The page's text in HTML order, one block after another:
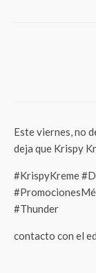
Este viernes, no
deja que Krispy
#KrispyKreme
#Thunder
contacto con el